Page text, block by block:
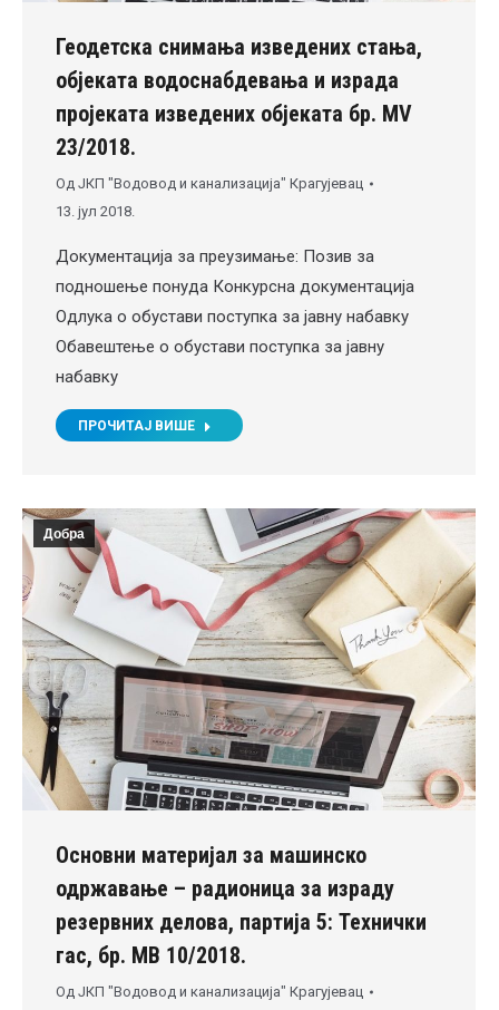
Геодетска снимања изведених стања,
објеката водоснабдевања и израда
пројеката изведених објеката бр. MV
23/2018.
Од ЈКП "Водовод и канализација" Крагујевац
13. јул 2018.
Документација за преузимање: Позив за
подношење понуда Конкурсна документација
Одлука о обустави поступка за јавну набавку
Обавештење о обустави поступка за јавну
набавку
ПРОЧИТАЈ ВИШЕ
Добра
Основни материјал за машинско
одржавање – радионица за израду
резервних делова, партија 5: Технички
гас, бр. МВ 10/2018.
Од ЈКП "Водовод и канализација" Крагујевац